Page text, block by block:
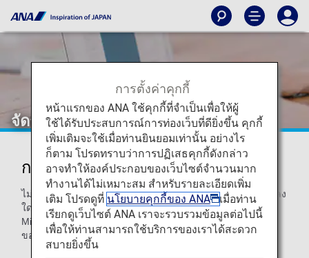
จัดการการจองของท่าน
การจองและการเปลี่ยนแปลง
ไม่ว่าท่านต้องการจองเที่ยวบิน เลือกที่นั่ง หรือทำการเปลี่ยนแปลง
ใดๆ ท่านสามารถดำเนินการทั้งหมดนี้ได้จากที่นี่ สมาชิก ANA
Mileage Club สามารถลงทะเบียนตั้งค่ากำหนดลักษณะการจอง
ของตนได้ เพื่อให้การจองครั้งต่อไปง่ายยิ่งขึ้น
การตั้งค่าคุกกี้
หน้าแรกของ ANA ใช้คุกกี้ที่จำเป็นเพื่อให้ผู้
ใช้ได้รับประสบการณ์การท่องเว็บที่ดียิ่งขึ้น คุกกี้
เพิ่มเติมจะใช้เมื่อท่านยินยอมเท่านั้น อย่างไร
ก็ตาม โปรดทราบว่าการปฏิเสธคุกกี้ดังกล่าว
อาจทำให้องค์ประกอบของเว็บไซต์จำนวนมาก
ทำงานได้ไม่เหมาะสม สำหรับรายละเอียดเพิ่ม
เติม โปรดดูที่ นโยบายคุกกี้ของ ANA
เมื่อท่าน
เรียกดูเว็บไซต์ ANA เราจะรวบรวมข้อมูลต่อไปนี้
เพื่อให้ท่านสามารถใช้บริการของเราได้สะดวก
สบายยิ่งขึ้น